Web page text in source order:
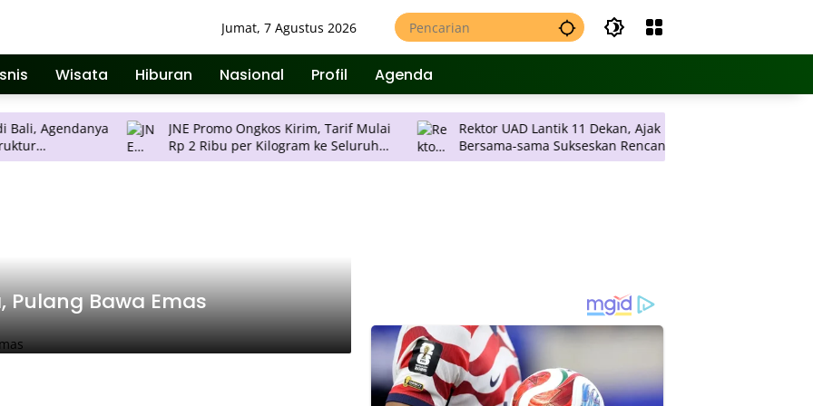
Jumat, 7 Agustus 2026
Wisata Hiburan Nasional Profil Agenda
JNE Promo Ongkos Kirim, Tarif Mulai
Rp 2 Ribu per Kilogram ke Seluruh
Pulau Jawa
Rektor UAD Lantik 11 Dekan, Ajak
Bersama-sama Sukseskan Rencana
Strategis Universitas
Pulang Bawa Emas